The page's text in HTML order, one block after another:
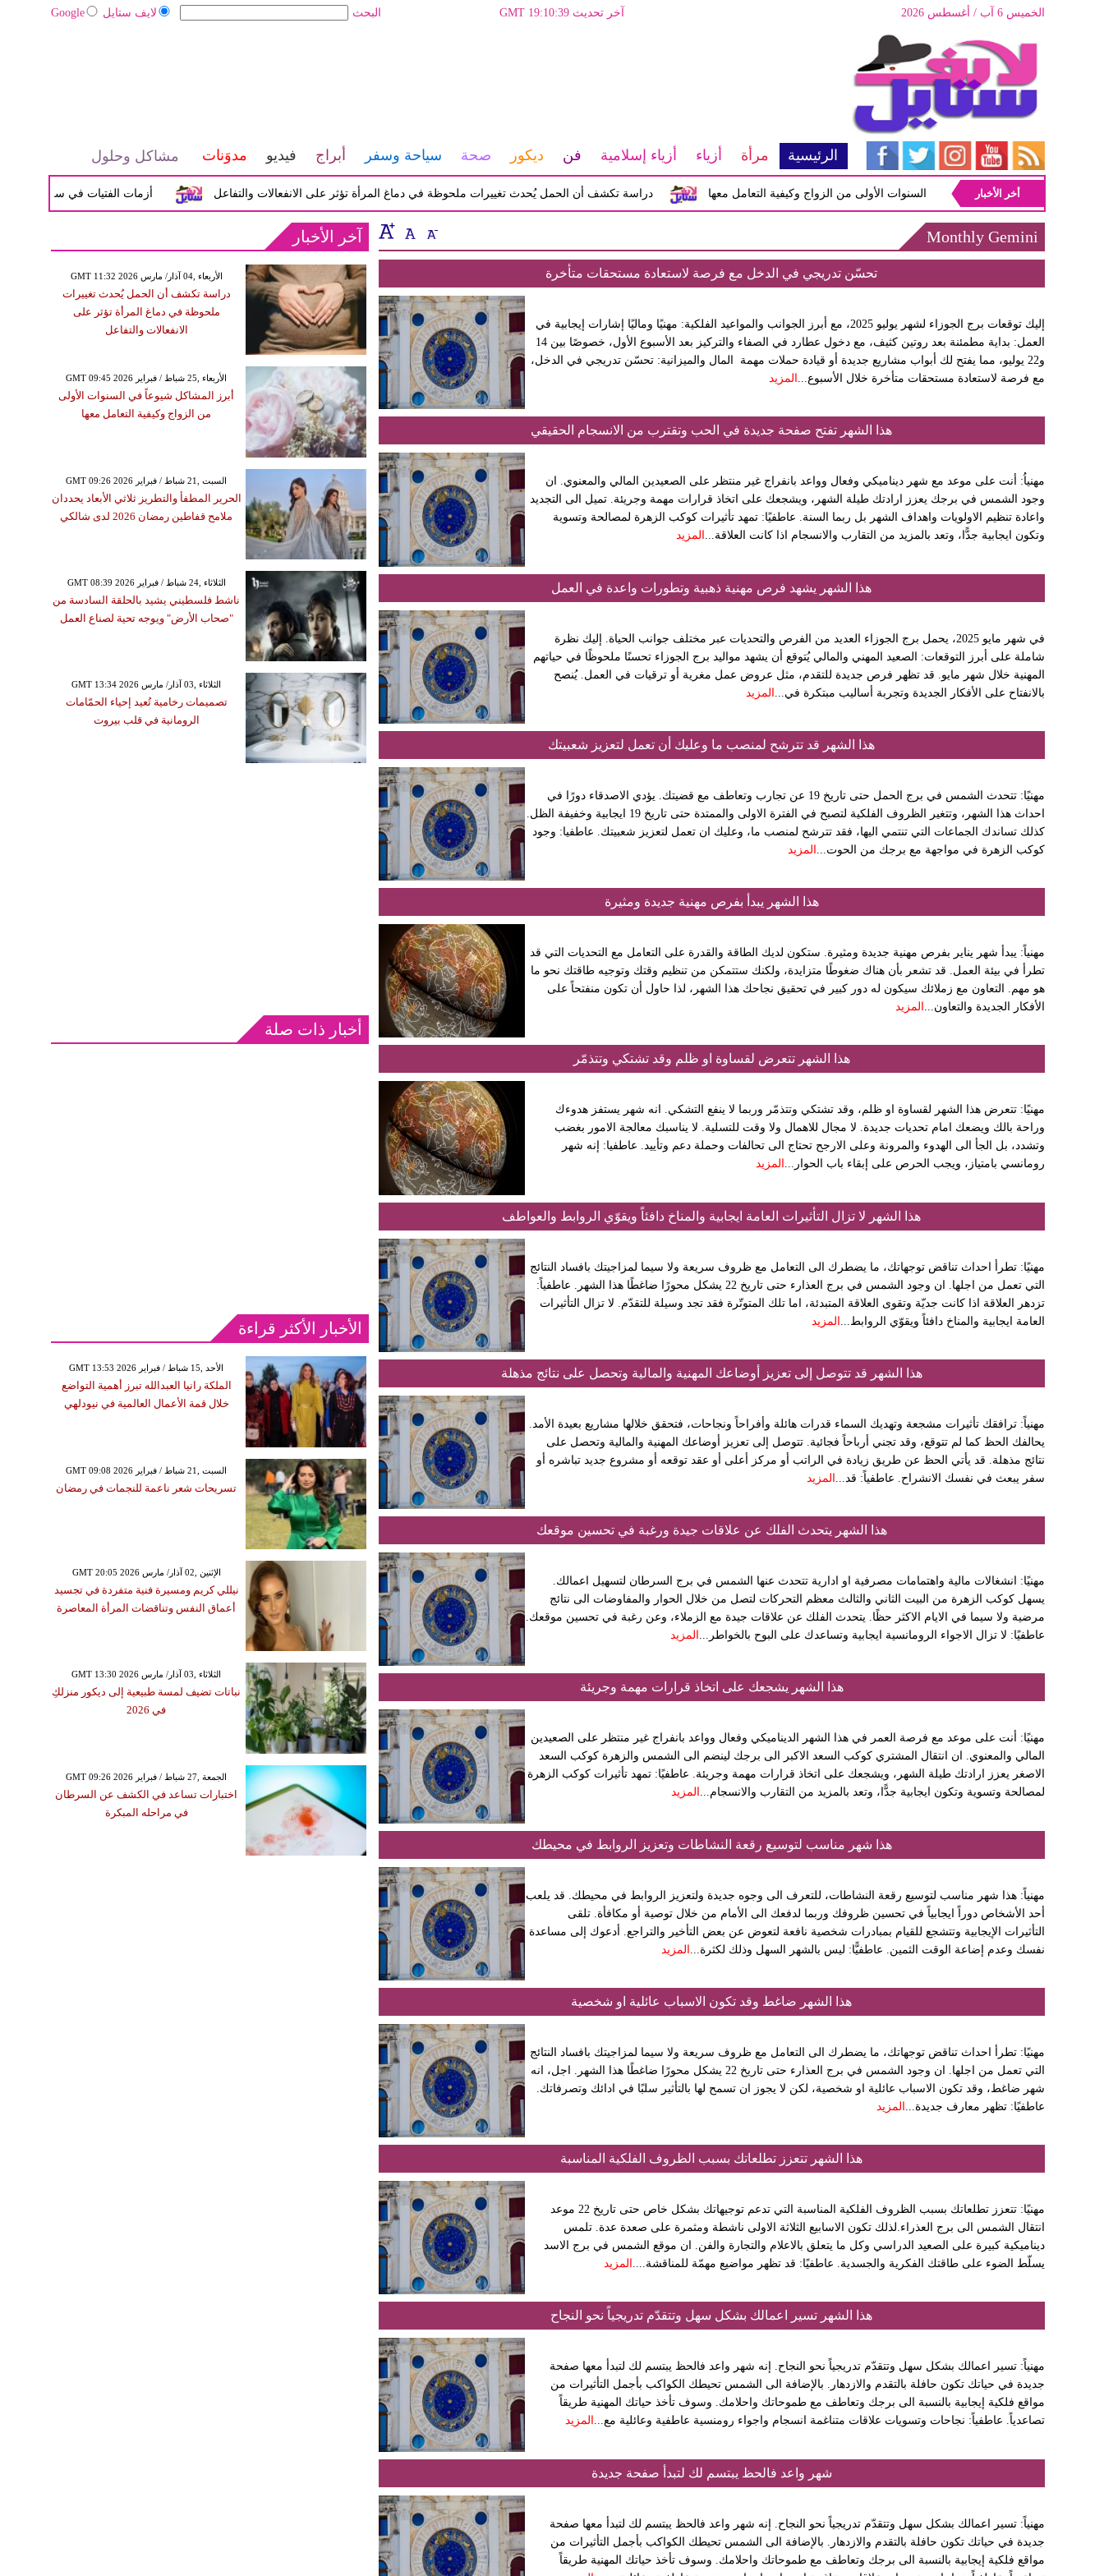
لايف ستايل Google البحث آخر تحديث GMT 19:10:39 الخميس 6 آب / أغسطس 2026
الرئيسية مرأة أزياء أزياء إسلامية فن ديكور صحة سياحة وسفر أبراج فيديو مدوَنات مشاكل وحلول
أزمات الفتيات في سن المراهقة دراسة تكشف أن الحمل يُحدث تغييرات ملحوظة في دماغ المرأة تؤثر على الانفعالات والتفاعل أبرز المشاكل شيوعاً في السنوات الأولى من الزواج وكيفية التعامل معها
أخر الأخبار
Monthly Gemini
تحسّن تدريجي في الدخل مع فرصة لاستعادة مستحقات متأخرة
إليك توقعات برج الجوزاء لشهر يوليو 2025، مع أبرز الجوانب والمواعيد الفلكية: مهنيًا وماليًا إشارات إيجابية في
العمل: بداية مطمئنة بعد روتين كثيف، مع دخول عطارد في الصفاء والتركيز بعد الأسبوع الأول، خصوصًا بين 14
و22 يوليو، مما يفتح لك أبواب مشاريع جديدة أو قيادة حملات مهمة المال والميزانية: تحسّن تدريجي في الدخل،
مع فرصة لاستعادة مستحقات متأخرة خلال الأسبوع... المزيد
هذا الشهر تفتح صفحة جديدة في الحب وتقترب من الانسجام الحقيقي
مهنياُ: أنت على موعد مع شهر ديناميكي وفعال وواعد بانفراج غير منتظر على الصعيدين المالي والمعنوي. ان
وجود الشمس في برجك يعزز ارادتك طيلة الشهر، ويشجعك على اتخاذ قرارات مهمة وجريئة. تميل الى التجديد
واعادة تنظيم الاولويات واهداف الشهر بل ربما السنة. عاطفيًا: تمهد تأثيرات كوكب الزهرة لمصالحة وتسوية
وتكون ايجابية جدًّا، وتعد بالمزيد من التقارب والانسجام اذا كانت العلاقة... المزيد
هذا الشهر يشهد فرص مهنية ذهبية وتطورات واعدة في العمل
في شهر مايو 2025، يحمل برج الجوزاء العديد من الفرص والتحديات عبر مختلف جوانب الحياة. إليك نظرة
شاملة على أبرز التوقعات:​ الصعيد المهني والمالي يُتوقع أن يشهد مواليد برج الجوزاء تحسنًا ملحوظًا في حياتهم
المهنية خلال شهر مايو. قد تظهر فرص جديدة للتقدم، مثل عروض عمل مغرية أو ترقيات في العمل. يُنصح
بالانفتاح على الأفكار الجديدة وتجربة أساليب مبتكرة في... المزيد
هذا الشهر قد تترشح لمنصب ما وعليك أن تعمل لتعزيز شعبيتك
مهنيًا: تتحدث الشمس في برج الحمل حتى تاريخ 19 عن تجارب وتعاطف مع قضيتك. يؤدي الاصدقاء دورًا في
احداث هذا الشهر، وتتغير الظروف الفلكية لتصبح في الفترة الاولى والممتدة حتى تاريخ 19 ايجابية وخفيفة الظل.
كذلك تساندك الجماعات التي تنتمي اليها، فقد تترشح لمنصب ما، وعليك ان تعمل لتعزيز شعبيتك. عاطفيا: وجود
كوكب الزهرة في مواجهة مع برجك من الحوت...
المزيد
هذا الشهر يبدأ بفرص مهنية جديدة ومثيرة
مهنياً: يبدأ شهر يناير بفرص مهنية جديدة ومثيرة. ستكون لديك الطاقة والقدرة على التعامل مع التحديات التي قد
تطرأ في بيئة العمل. قد تشعر بأن هناك ضغوطًا متزايدة، ولكنك ستتمكن من تنظيم وقتك وتوجيه طاقتك نحو ما
هو مهم. التعاون مع زملائك سيكون له دور كبير في تحقيق نجاحك هذا الشهر، لذا حاول أن تكون منفتحاً على
الأفكار الجديدة والتعاون... المزيد
هذا الشهر تتعرض لقساوة او ظلم وقد تشتكي وتتذمّر
مهنيًا: تتعرض هذا الشهر لقساوة او ظلم، وقد تشتكي وتتذمّر وربما لا ينفع التشكي. انه شهر يستفز هدوءك
وراحة بالك ويضعك امام تحديات جديدة. لا مجال للاهمال ولا وقت للتسلية. لا يناسبك معالجة الامور بغضب
وتشدد، بل الجأ الى الهدوء والمرونة وعلى الارجح تحتاج الى تحالفات وحملة دعم وتأييد. عاطفيا: إنه شهر
رومانسي بامتياز، ويجب الحرص على إبقاء باب الحوار... المزيد
هذا الشهر لا تزال التأثيرات العامة ايجابية والمناخ دافئاً ويقوّي الروابط والعواطف
مهنيًا: تطرأ احداث تناقض توجهاتك، ما يضطرك الى التعامل مع ظروف سريعة ولا سيما لمزاجيتك بافساد النتائج
التي تعمل من اجلها. ان وجود الشمس في برج العذارء حتى تاريخ 22 يشكل محورًا ضاغطًا هذا الشهر. عاطفياً:
تزدهر العلاقة اذا كانت جديّة وتقوى العلاقة المتبدئة، اما تلك المتوتّرة فقد تجد وسيلة للتقدّم. لا تزال التأثيرات
العامة ايجابية والمناخ دافئاً ويقوّي الروابط... المزيد
هذا الشهر قد تتوصل إلى تعزيز أوضاعك المهنية والمالية وتحصل على نتائج مذهلة
مهنياً: ترافقك تأثيرات مشجعة وتهديك السماء قدرات هائلة وأفراحاً ونجاحات، فتحقق خلالها مشاريع بعيدة الأمد.
يحالفك الحظ كما لم تتوقع، وقد تجني أرباحاً فجائية. تتوصل إلى تعزيز أوضاعك المهنية والمالية وتحصل على
نتائج مذهلة. قد يأتي الحظ عن طريق زيادة في الراتب أو مركز أعلى أو عقد توقعه أو مشروع جديد تباشره أو
سفر يبعث في نفسك الانشراح. عاطفياً: قد...
المزيد
هذا الشهر يتحدث الفلك عن علاقات جيدة ورغبة في تحسين موقعك
مهنيًا: انشغالات مالية واهتمامات مصرفية او ادارية تتحدث عنها الشمس في برج السرطان لتسهيل اعمالك.
يسهل كوكب الزهرة من البيت الثاني والثالث معظم التحركات لتصل من خلال الحوار والمفاوضات الى نتائج
مرضية ولا سيما في الايام الاكثر حظًا. يتحدث الفلك عن علاقات جيدة مع الزملاء، وعن رغبة في تحسين موقعك.
عاطفيًا: لا تزال الاجواء الرومانسية ايجابية وتساعدك على البوح بالخواطر... المزيد
هذا الشهر يشجعك على اتخاذ قرارات مهمة وجريئة
مهنيًا: أنت على موعد مع فرصة العمر في هذا الشهر الديناميكي وفعال وواعد بانفراج غير منتظر على الصعيدين
المالي والمعنوي. ان انتقال المشتري كوكب السعد الاكبر الى برجك لينضم الى الشمس والزهرة كوكب السعد
الاصغر يعزز ارادتك طيلة الشهر، ويشجعك على اتخاذ قرارات مهمة وجريئة. عاطفيًا: تمهد تأثيرات كوكب الزهرة
لمصالحة وتسوية وتكون ايجابية جدًّا، وتعد بالمزيد من التقارب والانسجام... المزيد
هذا شهر مناسب لتوسيع رقعة النشاطات وتعزيز الروابط في محيطك
مهنياً: هذا شهر مناسب لتوسيع رقعة النشاطات، للتعرف الى وجوه جديدة ولتعزيز الروابط في محيطك. قد يلعب
أحد الأشخاص دوراً ايجابياً في تحسين ظروفك وربما لدفعك الى الأمام من خلال توصية أو مكافأة. تلقى
التأثيرات الإيجابية وتتشجع للقيام بمبادرات شخصية نافعة لتعوض عن بعض التأخير والتراجع. أدعوك إلى مساعدة
نفسك وعدم إضاعة الوقت الثمين. عاطفيًّا: ليس بالشهر السهل وذلك لكثرة... المزيد
هذا الشهر ضاغط وقد تكون الاسباب عائلية او شخصية
مهنيًا: تطرأ احداث تناقض توجهاتك، ما يضطرك الى التعامل مع ظروف سريعة ولا سيما لمزاجيتك بافساد النتائج
التي تعمل من اجلها. ان وجود الشمس في برج العذارء حتى تاريخ 22 يشكل محورًا ضاغطًا هذا الشهر. اجل، انه
شهر ضاغط، وقد تكون الاسباب عائلية او شخصية، لكن لا يجوز ان تسمح لها بالتأثير سلبًا في ادائك وتصرفاتك.
عاطفيًا: تظهر معارف جديدة...
المزيد
هذا الشهر تتعزز تطلعاتك بسبب الظروف الفلكية المناسبة
مهنيًا: تتعزز تطلعاتك بسبب الظروف الفلكية المناسبة التي تدعم توجيهاتك بشكل خاص حتى تاريخ 22 موعد
انتقال الشمس الى برج العذراء.لذلك تكون الاسابيع الثلاثة الاولى ناشطة ومثمرة على صعدة عدة. تلمس
ديناميكية كبيرة على الصعيد الدراسي وكل ما يتعلق بالاعلام والتجارة والفن. ان موقع الشمس في برج الاسد
يسلّط الضوء على طاقتك الفكرية والجسدية. عاطفيًا: قد تظهر مواضيع مهمّة للمناقشة.... المزيد
هذا الشهر تسير اعمالك بشكل سهل وتتقدّم تدريجياً نحو النجاح
مهنياً: تسير اعمالك بشكل سهل وتتقدّم تدريجياً نحو النجاح. إنه شهر واعد فالحظ يبتسم لك لتبدأ معها صفحة
جديدة في حياتك تكون حافلة بالتقدم والازدهار. بالإضافة الى الشمس تحيطك الكواكب بأجمل التأثيرات من
مواقع فلكية إيجابية بالنسبة الى برجك وتعاطف مع طموحاتك واحلامك. وسوف تأخذ حياتك المهنية طريقاً
تصاعدياً. عاطفياً: نجاحات وتسويات علاقات متناغمة انسجام واجواء رومنسية عاطفية وعائلية مع... المزيد
شهر واعد فالحظ يبتسم لك لتبدأ صفحة جديدة
مهنياً: تسير اعمالك بشكل سهل وتتقدّم تدريجياً نحو النجاح. إنه شهر واعد فالحظ يبتسم لك لتبدأ معها صفحة
جديدة في حياتك تكون حافلة بالتقدم والازدهار. بالإضافة الى الشمس تحيطك الكواكب بأجمل التأثيرات من
مواقع فلكية إيجابية بالنسبة الى برجك وتعاطف مع طموحاتك واحلامك. وسوف تأخذ حياتك المهنية طريقاً
آخر الأخبار
GMT 11:32 2026 الأربعاء ,04 آذار/ مارس
دراسة تكشف أن الحمل يُحدث تغييرات
ملحوظة في دماغ المرأة تؤثر على
الانفعالات والتفاعل
GMT 09:45 2026 الأربعاء ,25 شباط / فبراير
أبرز المشاكل شيوعاً في السنوات الأولى
من الزواج وكيفية التعامل معها
GMT 09:26 2026 السبت ,21 شباط / فبراير
الحرير المطفأ والتطريز ثلاثي الأبعاد يحددان
ملامح قفاطين رمضان 2026 لدى شالكي
GMT 08:39 2026 الثلاثاء ,24 شباط / فبراير
ناشط فلسطيني يشيد بالحلقة السادسة من
"صحاب الأرض" ويوجه تحية لصناع العمل
GMT 13:34 2026 الثلاثاء ,03 آذار/ مارس
تصميمات رخامية تُعيد إحياء الحمّامات
الرومانية في قلب بيروت
أخبار ذات صلة
الأخبار الأكثر قراءة
GMT 13:53 2026 الأحد ,15 شباط / فبراير
الملكة رانيا العبدالله تبرز أهمية التواضع
خلال قمة الأعمال العالمية في نيودلهي
GMT 09:08 2026 السبت ,21 شباط / فبراير
تسريحات شعر ناعمة للنجمات في رمضان
GMT 20:05 2026 الإثنين ,02 آذار/ مارس
نيللي كريم ومسيرة فنية متفردة في تجسيد
أعماق النفس وتناقضات المرأة المعاصرة
GMT 13:30 2026 الثلاثاء ,03 آذار/ مارس
نباتات تضيف لمسة طبيعية إلى ديكور منزلكِ
في 2026
GMT 09:26 2026 الجمعة ,27 شباط / فبراير
اختبارات تساعد في الكشف عن السرطان
في مراحله المبكرة